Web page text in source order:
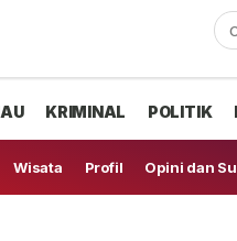
KRIMINAL POLITIK
Wisata Profil Opini dan